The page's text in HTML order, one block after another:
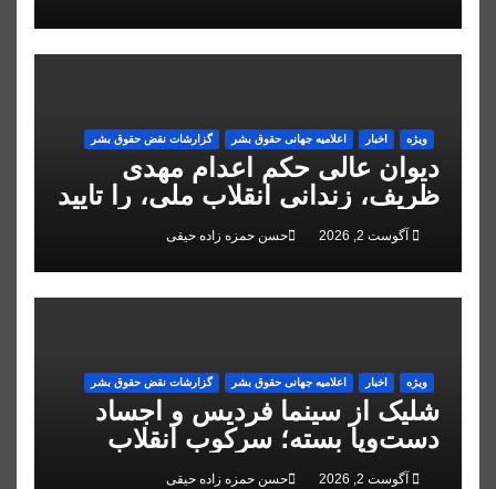
ویژه اخبار اعلاميه جهانی حقوق بشر گزارشات نقض حقوق بشر
دیوان عالی حکم اعدام مهدی
ظریف، زندانی انقلاب ملی، را تایید
کردآگوست 2, 2026 حسن حمزه زاده حیقی
ویژه اخبار اعلاميه جهانی حقوق بشر گزارشات نقض حقوق بشر
شلیک از سینما فردیس و اجساد
دست‌وپا بسته؛ سرکوب انقلاب
ملی در البرز
آگوست 2, 2026 حسن حمزه زاده حیقی